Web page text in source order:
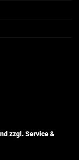
zzgl. Service &